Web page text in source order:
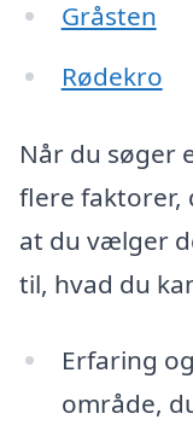
Gråsten
Rødekro
Når du søger
flere faktorer,
at du vælger
til, hvad du
Erfaring
område,